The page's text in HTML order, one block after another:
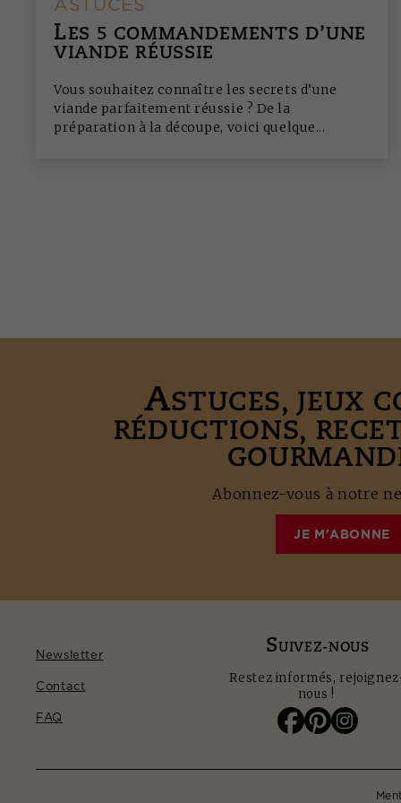
LES 5 COMMANDEMENTS D’UNE
VIANDE RÉUSSIE
Vous souhaitez connaître les secrets d’une
viande parfaitement réussie ? De la
préparation à la découpe, voici quelque...
ASTUCES, JEUX
RÉDUCTIONS,
Abonnez-vous à notre
JE M'ABONNE
Newsletter
Contact
FAQ
SUIVEZ-NOUS
Restez informés,
nous !